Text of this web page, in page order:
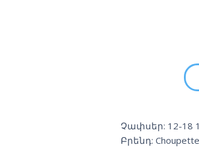
Չափսեր: 12-18
Բրենդ: Choupette